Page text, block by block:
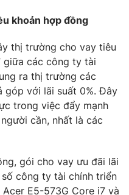
Việt Nam
điện tử số 483/GP-BTTTT
Hạnh, Phạm Quốc Thắng,
355 932
897
khoản hợp đồng
thị trường cho vay tiêu
giữa các công ty tài
ra thị trường các
góp với lãi suất 0%. Đây
trong việc đẩy mạnh
cần, nhất là các
gói cho vay ưu đãi lãi
công ty tài chính triển
E5-573G Core i7 và